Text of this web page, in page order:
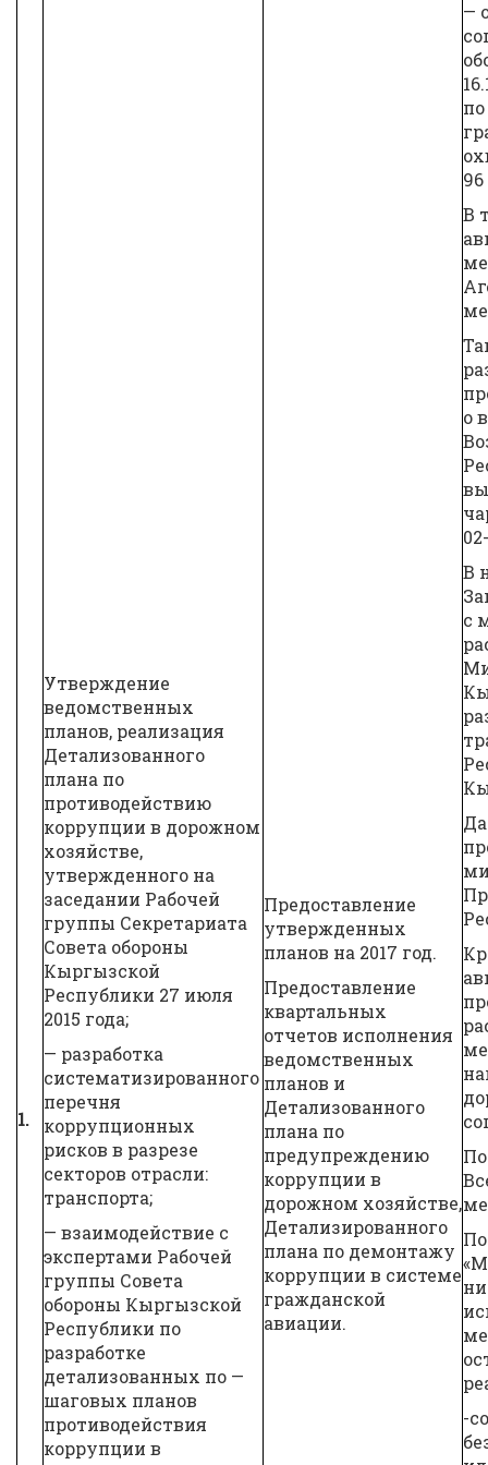
1.
Утверждение
ведомственных
планов, реализация
Детализованного
плана по
противодействию
коррупции в дорожном
хозяйстве,
утвержденного на
заседании Рабочей
группы Секретариата
Совета обороны
Кыргызской
Республики 27 июля
2015 года;
— разработка
систематизированного
перечня
коррупционных
рисков в разрезе
секторов отрасли:
транспорта;
— взаимодействие с
экспертами Рабочей
группы Совета
обороны Кыргызской
Республики по
разработке
детализованных по —
шаговых планов
противодействия
коррупции в
Предоставление
утвержденных
планов на 2017 год.
Предоставление
квартальных
отчетов исполнения
ведомственных
планов и
Детализованного
плана по
предупреждению
коррупции в
дорожном хозяйстве,
Детализированного
плана по демонтажу
коррупции в системе
гражданской
авиации.
—
В
о
В
с
-